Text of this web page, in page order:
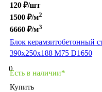
120 ₽/шт
1500 ₽/м2
6660 ₽/м3
Блок керамзитобетонный
390х250х188 M75 D1650
0
Есть в наличии*
Купить